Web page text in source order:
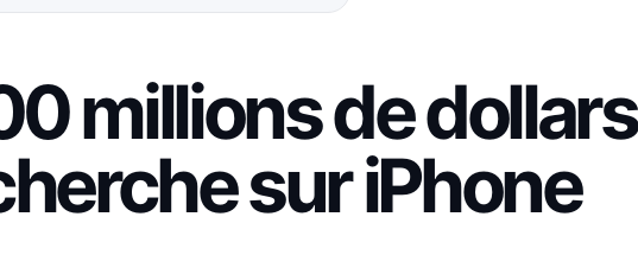
millions de dollars
sur iPhone